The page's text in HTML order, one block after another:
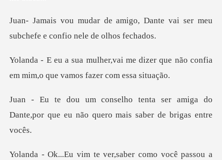
o, Dante vai ser meu
subchefe
e dizer que não confia
em mim,o q
er amiga do
Dante,por que eu não que
você passou a